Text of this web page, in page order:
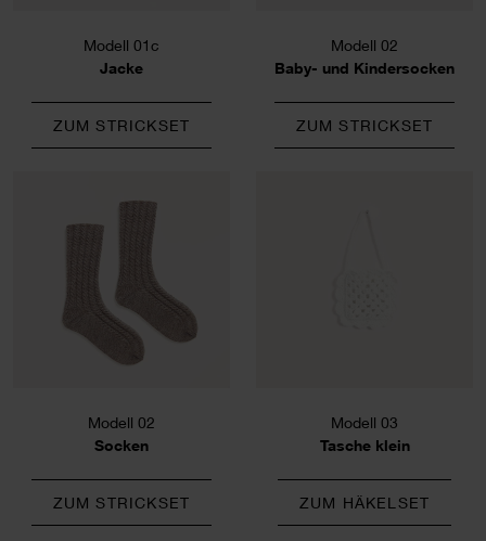
Modell 01c
Jacke
ZUM STRICKSET
Modell 02
Baby- und Kindersocken
ZUM STRICKSET
Modell 02
Socken
ZUM STRICKSET
Modell 03
Tasche klein
ZUM HÄKELSET